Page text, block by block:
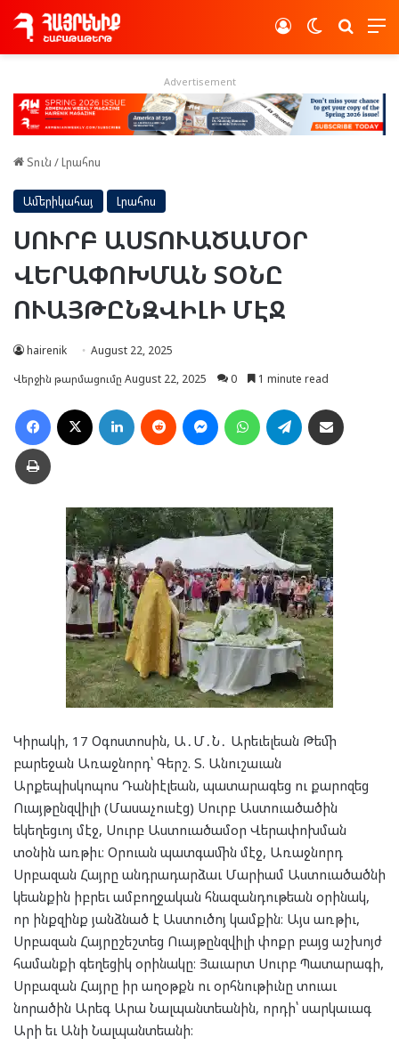
Switch skin
Log In
Advertisement
Տուն /Լրահոս
Ամերիկահայ Լրահոս
ՍՈՒՐԲ ԱՍՏՈՒԱԾԱՄՕՐ
ՎԵՐԱՓՈԽՄԱՆ ՏՕՆԸ
ՈՒԱՅԹԸՆԶՎԻԼԻ ՄԷՋ
hairenik
August 22, 2025
Վերջին թարմացումը August 22, 2025
0 1 minute read
Facebook LinkedIn Reddit MessengerWhatsAppTelegram
Տպել
Կիրակի, 17 Օգոստոսին, Ա․Մ․Ն․ Արեւելեան Թեմի
բարեջան Առաջնորդ՝ Գերշ. Տ. Անուշաւան
Արքեպիսկոպոս Դանիէլեան, պատարագեց ու քարոզեց
Ուայթընզվիլի (Մասաչուսէց) Սուրբ Աստուածածին
եկեղեցւոյ մէջ, Սուրբ Աստուածամօր Վերափոխման
տօնին առթիւ։ Օրուան պատգամին մէջ, Առաջնորդ
Սրբազան Հայրը անդրադարձաւ Մարիամ Աստուածածնի
կեանքին իբրեւ ամբողջական հնազանդութեան օրինակ,
որ ինքզինք յանձնած է Աստուծոյ կամքին։ Այս առթիւ,
Սրբազան Հայրըշեշտեց Ուայթընզվիլի փոքր բայց աշխոյժ
համանքի գեղեցիկ օրինակը։ Յաւարտ Սուրբ Պատարագի,
Սրբազան Հայրը իր աղօթքն ու օրհնութիւնը տուաւ
նորածին Արեգ Արա Նալպանտեանին, որդի՝ սարկաւագ
Արի եւ Անի Նալպանտեանի։